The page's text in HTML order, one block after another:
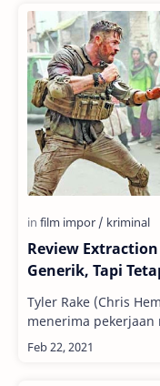
Review
Generik, Tapi
Tyler Rake (Chris
menerima pekerjaan
adalah Ovi Mahajan